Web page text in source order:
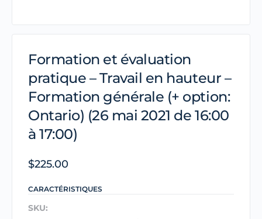
Formation et évaluation
pratique – Travail en hauteur –
Formation générale (+ option:
Ontario) (26 mai 2021 de 16:00
à 17:00)
$225.00
CARACTÉRISTIQUES
SKU: